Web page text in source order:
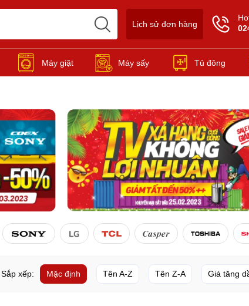
Lịch sử đơn hàng
Máy giặt Máy sấy Tủ đông
Sắp xếp: Mặc định Tên A-Z Tên Z-A Giá tăng